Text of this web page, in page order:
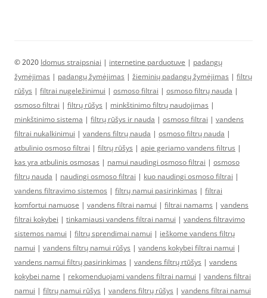
© 2020 Idomus straipsniai | internetine parduotuve | padangų
žymėjimas | padangų žymėjimas | žieminių padangų žymėjimas | filtrų
rūšys | filtrai nugeležinimui | osmoso filtrai | osmoso filtrų nauda |
osmoso filtrai | filtrų rūšys | minkštinimo filtrų naudojimas |
minkštinimo sistema | filtrų rūšys ir nauda | osmoso filtrai | vandens
filtrai nukalkinimui | vandens filtrų nauda | osmoso filtrų nauda |
atbulinio osmoso filtrai | filtrų rūšys | apie geriamo vandens filtrus |
kas yra atbulinis osmosas | namui naudingi osmoso filtrai | osmoso
filtrų nauda | naudingi osmoso filtrai | kuo naudingi osmoso filtrai |
vandens filtravimo sistemos | filtrų namui pasirinkimas | filtrai
komfortui namuose | vandens filtrai namui | filtrai namams | vandens
filtrai kokybei | tinkamiausi vandens filtrai namui | vandens filtravimo
sistemos namui | filtrų sprendimai namui | ieškome vandens filtrų
namui | vandens filtrų namui rūšys | vandens kokybei filtrai namui |
vandens namui filtrų pasirinkimas | vandens filtrų rtūšys | vandens
kokybei name | rekomenduojami vandens filtrai namui | vandens filtrai
namui | filtrų namui rūšys | vandens filtrų rūšys | vandens filtrai namui